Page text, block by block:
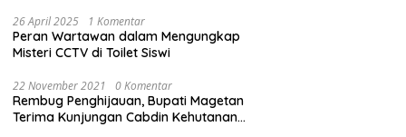
26 April 2025 1 Komentar
Peran Wartawan dalam Mengungkap
Misteri CCTV di Toilet Siswi
22 November 2021 0 Komentar
Rembug Penghijauan, Bupati Magetan
Terima Kunjungan Cabdin Kehutanan